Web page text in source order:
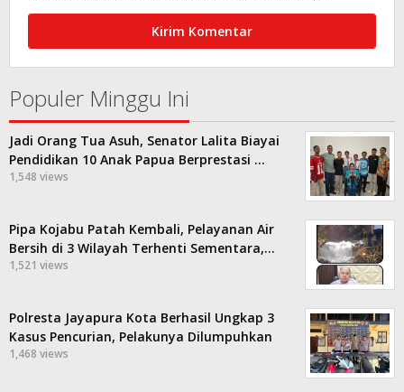
Populer Minggu Ini
Jadi Orang Tua Asuh, Senator Lalita Biayai
Pendidikan 10 Anak Papua Berprestasi …
1,548 views
Pipa Kojabu Patah Kembali, Pelayanan Air
Bersih di 3 Wilayah Terhenti Sementara,…
1,521 views
Polresta Jayapura Kota Berhasil Ungkap 3
Kasus Pencurian, Pelakunya Dilumpuhkan
1,468 views